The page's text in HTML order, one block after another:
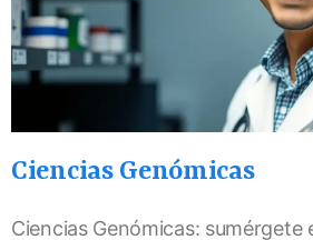
Ciencias Genómicas
Ciencias Genómicas: sumérgete